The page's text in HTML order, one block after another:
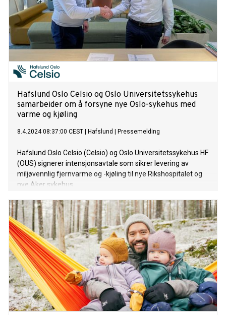
Hafslund Oslo Celsio og Oslo Universitetssykehus
samarbeider om å forsyne nye Oslo-sykehus med
varme og kjøling
8.4.2024 08:37:00 CEST Hafslund Pressemelding
Hafslund Oslo Celsio (Celsio) og Oslo Universitetssykehus HF
(OUS) signerer intensjonsavtale som sikrer levering av
miljøvennlig fjernvarme og -kjøling til nye Rikshospitalet og
nye Aker sykehus.